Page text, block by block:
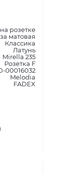
розетке
матовая
Классика
Латунь
Mirella 235
Розетка F
00016032
Melodia
FADEX